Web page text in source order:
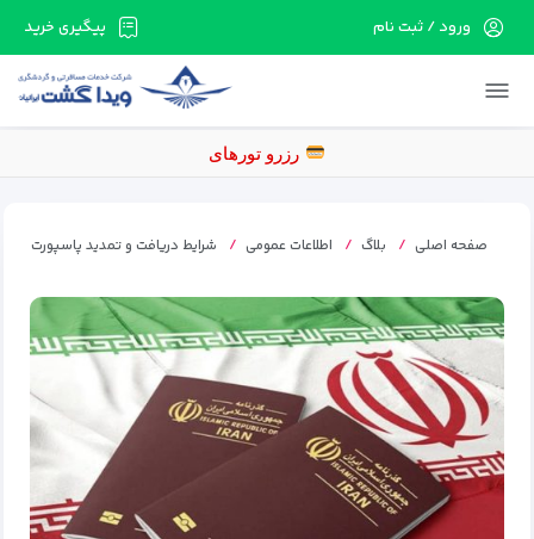
در حال حاضر ارتباط با سرور قطع می باشد لطفا
رزرو
پیگیری خرید ورود / ثبت نام
صفحه اصلی بلاگ اطلاعات عمومی شرایط دریافت و تمدید پاسپورت